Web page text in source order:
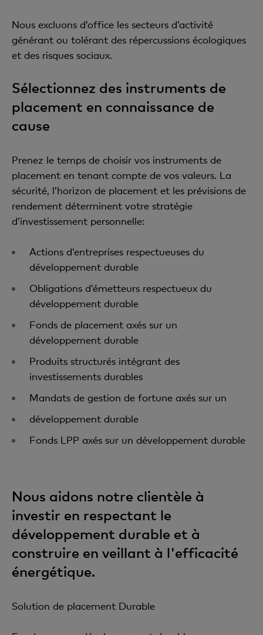
Nous excluons d’office les secteurs d’activité
générant ou tolérant des répercussions écologiques
et des risques sociaux.
Sélectionnez des instruments de
placement en connaissance de
cause
Prenez le temps de choisir vos instruments de
placement en tenant compte de vos valeurs. La
sécurité, l’horizon de placement et les prévisions de
rendement déterminent votre stratégie
d’investissement personnelle:
Actions d’entreprises respectueuses du
développement durable
Obligations d’émetteurs respectueux du
développement durable
Fonds de placement axés sur un
développement durable
Produits structurés intégrant des
investissements durables
Mandats de gestion de fortune axés sur un
développement durable
Fonds LPP axés sur un développement durable
Nous aidons notre clientèle à
investir en respectant le
développement durable et à
construire en veillant à l'efficacité
énergétique.
Solution de placement Durable